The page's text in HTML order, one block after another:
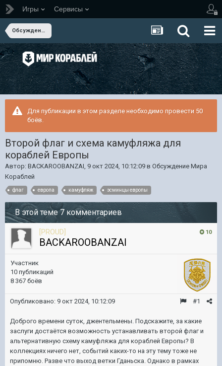
Игры Сервисы
Обсуждение Мира Кораблей
Для публикации в этом разделе необходимо провести 50
боёв.
Второй флаг и схема камуфляжа для
кораблей Европы
Автор: BACKAROOBANZAI, 9 окт 2024, 10:12:09 в Обсуждение Мира
Кораблей
флаг европа камуфляж эсминцы европы
В этой теме 7 комментариев
10
[PROUD]
BACKAROOBANZAI
Участник
10 публикаций
8 367 боёв
#1
Опубликовано: 9 окт 2024, 10:12:09
Доброго времени суток, джентельмены. Подскажите, за какие
заслуги достаётся возможность устанавливать второй флаг и
альтернативную схему камуфляжа для кораблей Европы? В
коллекциях ничего нет, событий каких-то на эту тему тоже не
припомню. Разве что выход ветки Гданьска. Однако в рамках